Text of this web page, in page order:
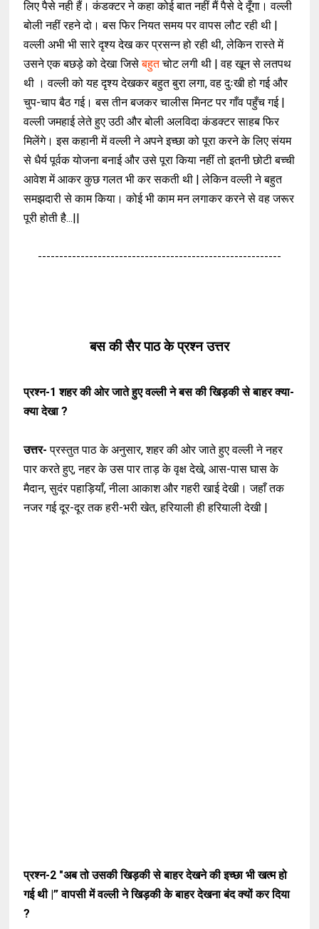
लिए पैसे नही हैं। कंडक्टर ने कहा कोई बात नहीं मैं पैसे दे दूँगा। वल्ली
बोली नहीं रहने दो। बस फिर नियत समय पर वापस लौट रही थी |
वल्ली अभी भी सारे दृश्य देख कर प्रसन्न हो रही थी, लेकिन रास्ते में
उसने एक बछड़े को देखा जिसेबहुतचोट लगी थी | वह खून से लतपथ
थी । वल्ली को यह दृश्य देखकर बहुत बुरा लगा, वह दुःखी हो गई और
चुप-चाप बैठ गई। बस तीन बजकर चालीस मिनट पर गाँव पहुँच गई |
वल्ली जमहाई लेते हुए उठी और बोली अलविदा कंडक्टर साहब फिर
मिलेंगे। इस कहानी में वल्ली ने अपने इच्छा को पूरा करने के लिए संयम
से धैर्य पूर्वक योजना बनाई और उसे पूरा किया नहीं तो इतनी छोटी बच्ची
आवेश में आकर कुछ गलत भी कर सकती थी | लेकिन वल्ली ने बहुत
समझदारी से काम किया। कोई भी काम मन लगाकर करने से वह जरूर
पूरी होती है...||
---------------------------------------------------------
बस की सैर पाठ के प्रश्न उत्तर
प्रश्न-1शहर की ओर जाते हुए वल्ली ने बस की खिड़की से बाहर क्या-
क्या देखा ?
उत्तर-प्रस्तुत पाठ के अनुसार, शहर की ओर जाते हुए वल्ली ने नहर
पार करते हुए, नहर के उस पार ताड़ के वृक्ष देखे, आस-पास घास के
मैदान, सुदंर पहाड़ियाँ, नीला आकाश और गहरी खाई देखी। जहाँ तक
नजर गई दूर-दूर तक हरी-भरी खेत, हरियाली ही हरियाली देखी |
प्रश्न-2 "अब तो उसकी खिड़की से बाहर देखने की इच्छा भी खत्म हो
गई थी |”वापसी में वल्ली ने खिड़की के बाहर देखना बंद क्यों कर दिया
?